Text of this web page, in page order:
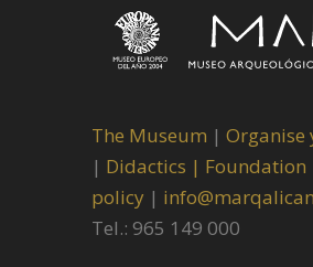
The Museum | Organise
| Didactics | Foundation
policy |
Tel.: 965 149 000